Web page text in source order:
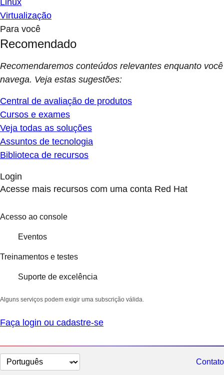
Linux
Virtualização
Para você
Recomendado
Recomendaremos conteúdos relevantes enquanto você
navega. Veja estas sugestões:
Central de avaliação de produtos
Cursos e exames
Veja todas as soluções
Assuntos de tecnologia
Biblioteca de recursos
Login
Acesse mais recursos com uma conta Red Hat
Acesso ao console
Eventos
Treinamentos e testes
Suporte de excelência
Alguns serviços podem exigir uma subscrição válida.
Faça login ou cadastre-se
Selecionar
Contato